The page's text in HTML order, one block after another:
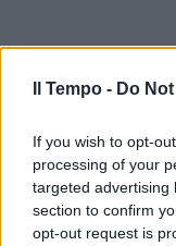
Il Tempo - Do
If you wish to opt-
processing of your
targeted advertising
section to confirm
opt-out request is